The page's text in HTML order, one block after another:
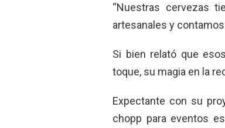
“Nuestras cervezas
artesanales y
Si bien relató que
toque, su magia en la
Expectante con su
chopp para eventos